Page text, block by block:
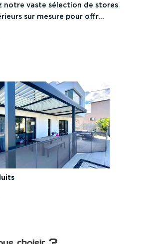
notre vaste sélection de stores
sur mesure pour offr...